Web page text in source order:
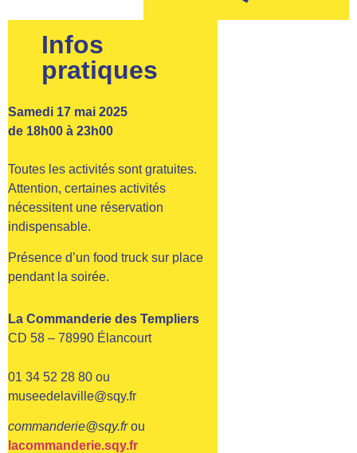
Infos
pratiques
Samedi 17 mai 2025
de 18h00 à 23h00
Toutes les activités sont gratuites.
Attention, certaines activités
nécessitent une réservation
indispensable.
Présence d’un food truck sur place
pendant la soirée.
La Commanderie des Templiers
CD 58 – 78990 Élancourt
01 34 52 28 80 ou
museedelaville@sqy.fr
commanderie@sqy.frou
lacommanderie.sqy.fr